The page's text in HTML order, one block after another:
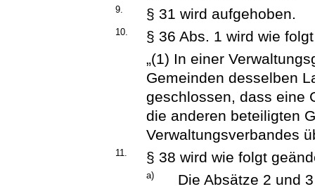
9. § 31 wird aufgehoben.
10.
§ 36 Abs. 1 wird wie
„(1) In einer
Gemeinden desselben
geschlossen, dass eine
die anderen beteiligten
Verwaltungsverbandes
11. § 38 wird wie folgt
a)
Die Absätze 2 und